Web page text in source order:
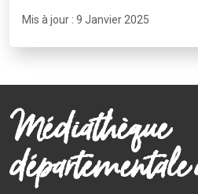
Mis à jour : 9 Janvier 2025
Médiathèque
départementale